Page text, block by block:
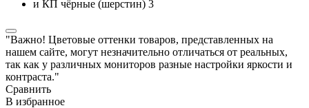
"Важно! Цветовые оттенки товаров, представленных на
нашем сайте, могут незначительно отличаться от реальных,
так как у различных мониторов разные настройки яркости и
контраста."
Сравнить
В избранное